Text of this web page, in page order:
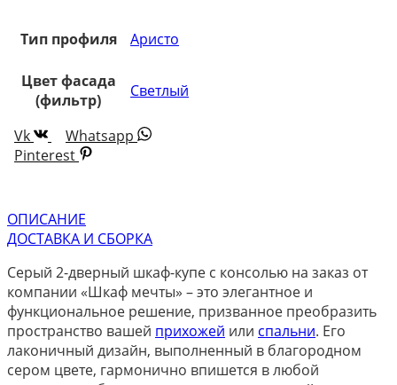
Тип профиля Аристо
Цвет фасада
(фильтр)
Светлый
Vk
Whatsapp
Pinterest
ОПИСАНИЕ
ДОСТАВКА И СБОРКА
Серый 2-дверный шкаф-купе с консолью на заказ от
компании «Шкаф мечты» – это элегантное и
функциональное решение, призванное преобразить
пространство вашей прихожей или спальни. Его
лаконичный дизайн, выполненный в благородном
сером цвете, гармонично впишется в любой